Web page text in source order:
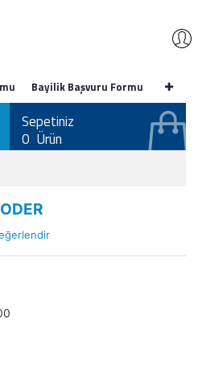
Bayilik Başvuru Formu
Sepetiniz
0 Ürün